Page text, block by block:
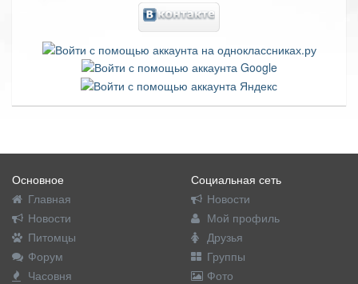
Основное
Главная
Новости
Питомцы
Форум
Часовня
Социальная сеть
Новости
Мой профиль
Друзья
Группы
Фото